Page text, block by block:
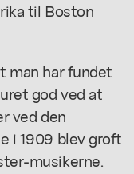
til Boston
man har fundet
god ved at
ved den
i 1909 blev groft
musikerne.